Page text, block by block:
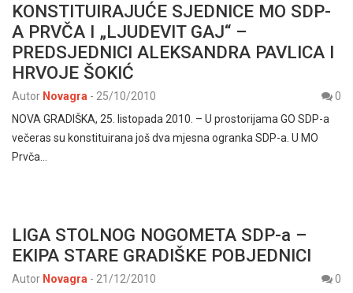
KONSTITUIRAJUĆE SJEDNICE MO SDP-
A PRVČA I „LJUDEVIT GAJ“ –
PREDSJEDNICI ALEKSANDRA PAVLICA I
HRVOJE ŠOKIĆ
Autor Novagra - 25/10/2010
0
NOVA GRADIŠKA, 25. listopada 2010. – U prostorijama GO SDP-a
večeras su konstituirana još dva mjesna ogranka SDP-a. U MO
Prvča…
LIGA STOLNOG NOGOMETA SDP-a –
EKIPA STARE GRADIŠKE POBJEDNICI
Autor Novagra - 21/12/2010
0